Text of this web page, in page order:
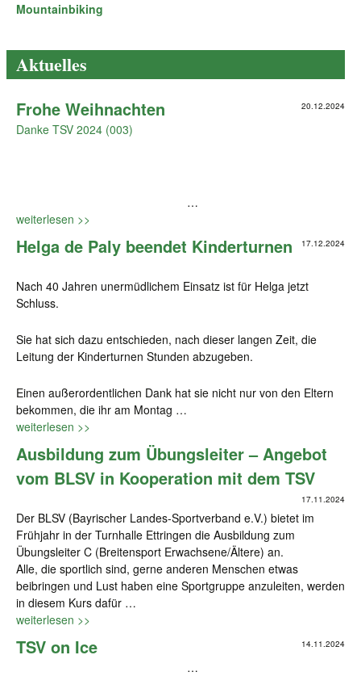
Mountainbiking
Aktuelles
Frohe Weihnachten 20.12.2024
Danke TSV 2024 (003)
…
weiterlesen >>
Helga de Paly beendet Kinderturnen 17.12.2024
Nach 40 Jahren unermüdlichem Einsatz ist für Helga jetzt
Schluss.
Sie hat sich dazu entschieden, nach dieser langen Zeit, die
Leitung der Kinderturnen Stunden abzugeben.
Einen außerordentlichen Dank hat sie nicht nur von den Eltern
bekommen, die ihr am Montag …
weiterlesen >>
Ausbildung zum Übungsleiter – Angebot
vom BLSV in Kooperation mit dem TSV
17.11.2024
Der BLSV (Bayrischer Landes-Sportverband e.V.) bietet im
Frühjahr in der Turnhalle Ettringen die Ausbildung zum
Übungsleiter C (Breitensport Erwachsene/Ältere) an.
Alle, die sportlich sind, gerne anderen Menschen etwas
beibringen und Lust haben eine Sportgruppe anzuleiten, werden
in diesem Kurs dafür …
weiterlesen >>
TSV on Ice 14.11.2024
…